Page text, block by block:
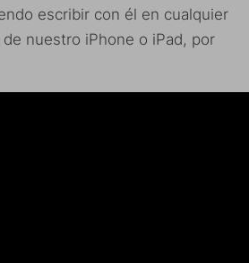
escribir con él en cualquier
nuestro iPhone o iPad, por